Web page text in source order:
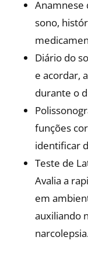
Anamnese
sono,
Diário do
e acordar,
durante o
funções
identificar
Teste de
Avalia a
em
auxiliando